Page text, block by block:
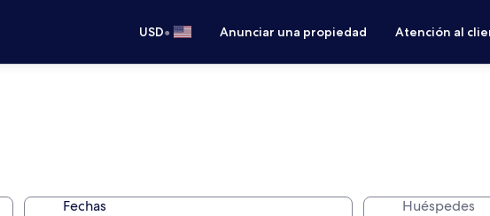
USD• Anunciar una propiedad Atención al
Fechas Huéspedes